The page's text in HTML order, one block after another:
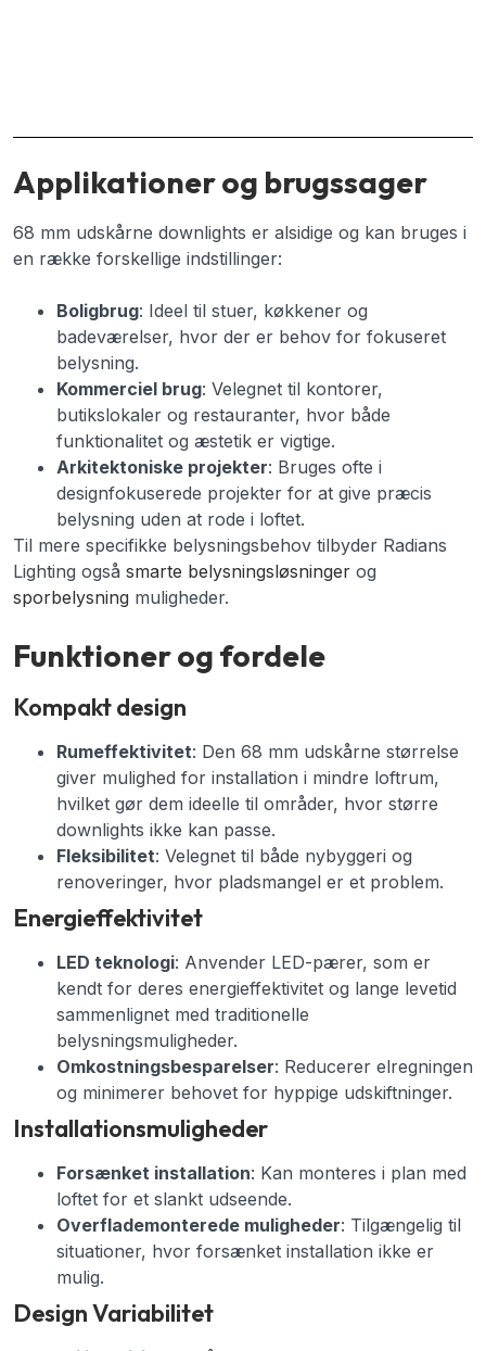
Applikationer og brugssager
68 mm udskårne downlights er alsidige og kan bruges i
en række forskellige indstillinger:
Boligbrug: Ideel til stuer, køkkener og
badeværelser, hvor der er behov for fokuseret
belysning.
Kommerciel brug: Velegnet til kontorer,
butikslokaler og restauranter, hvor både
funktionalitet og æstetik er vigtige.
Arkitektoniske projekter: Bruges ofte i
designfokuserede projekter for at give præcis
belysning uden at rode i loftet.
Til mere specifikke belysningsbehov tilbyder Radians
Lighting også smarte belysningsløsninger og
sporbelysning muligheder.
Funktioner og fordele
Kompakt design
Rumeffektivitet: Den 68 mm udskårne størrelse
giver mulighed for installation i mindre loftrum,
hvilket gør dem ideelle til områder, hvor større
downlights ikke kan passe.
Fleksibilitet: Velegnet til både nybyggeri og
renoveringer, hvor pladsmangel er et problem.
Energieffektivitet
LED teknologi: Anvender LED-pærer, som er
kendt for deres energieffektivitet og lange levetid
sammenlignet med traditionelle
belysningsmuligheder.
Omkostningsbesparelser: Reducerer elregningen
og minimerer behovet for hyppige udskiftninger.
Installationsmuligheder
Forsænket installation: Kan monteres i plan med
loftet for et slankt udseende.
Overflademonterede muligheder: Tilgængelig til
situationer, hvor forsænket installation ikke er
mulig.
Design Variabilitet